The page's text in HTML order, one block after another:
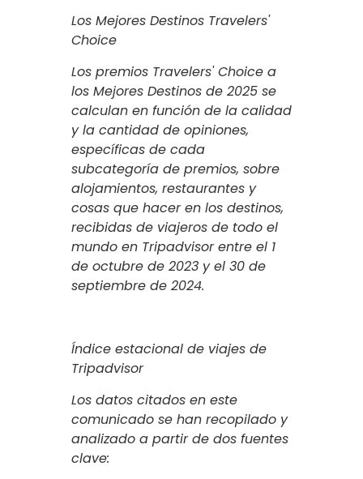
Los Mejores Destinos Travelers'
Choice
Los premios Travelers' Choice a
los Mejores Destinos de 2025 se
calculan en función de la calidad
y la cantidad de opiniones,
específicas de cada
subcategoría de premios, sobre
alojamientos, restaurantes y
cosas que hacer en los destinos,
recibidas de viajeros de todo el
mundo en Tripadvisor entre el 1
de octubre de 2023 y el 30 de
septiembre de 2024.
Índice estacional de viajes de
Tripadvisor
Los datos citados en este
comunicado se han recopilado y
analizado a partir de dos fuentes
clave: